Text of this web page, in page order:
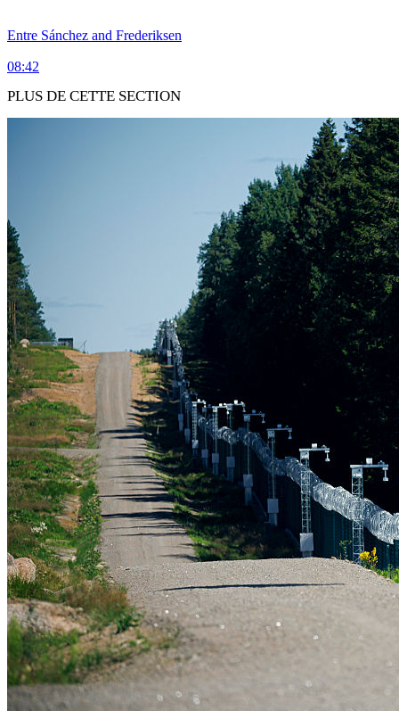
Entre Sánchez and Frederiksen
08:42
PLUS DE CETTE SECTION